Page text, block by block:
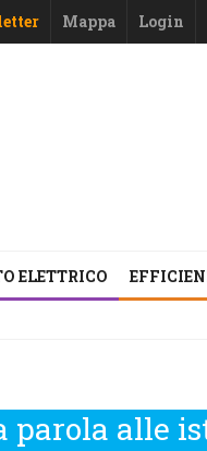
Mappa Login
ELETTRICO
parola alle